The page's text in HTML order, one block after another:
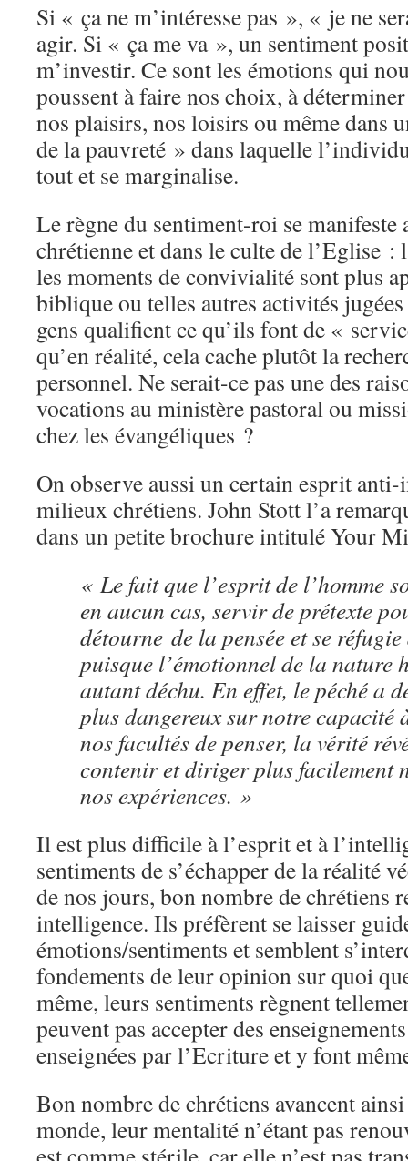
Si « ça ne m’intéresse pas », « je ne
agir. Si « ça me va », un sentiment
m’investir. Ce sont les émotions qui
poussent à faire nos choix, à
nos plaisirs, nos loisirs ou même dans
de la pauvreté » dans laquelle
tout et se marginalise.
Le règne du sentiment-roi se manifeste
chrétienne et dans le culte de l’Eglise :
les moments de convivialité sont plus
biblique ou telles autres activités
gens qualifient ce qu’ils font de «
qu’en réalité, cela cache plutôt la
personnel. Ne serait-ce pas une des
vocations au ministère pastoral ou
chez les évangéliques ?
On observe aussi un certain esprit
milieux chrétiens. John Stott l’a
dans un petite brochure intitulé Your
« Le fait que l’esprit de l’homme
en aucun cas, servir de prétexte
détourne de la pensée et se
puisque l’émotionnel de la nature
autant déchu. En effet, le péché a
plus dangereux sur notre capacité
nos facultés de penser, la vérité
contenir et diriger plus facilement
nos expériences. »
Il est plus difficile à l’esprit et à
sentiments de s’échapper de la réalité
de nos jours, bon nombre de chrétiens
intelligence. Ils préfèrent se laisser
émotions/sentiments et semblent
fondements de leur opinion sur quoi
même, leurs sentiments règnent
peuvent pas accepter des
enseignées par l’Ecriture et y font
Bon nombre de chrétiens avancent
monde, leur mentalité n’étant pas